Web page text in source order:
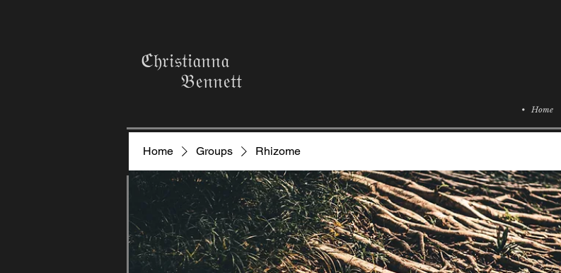
ℭ𝔥𝔯𝔦𝔰𝔱𝔦𝔞𝔫𝔫𝔞
𝔅𝔢𝔫𝔫𝔢𝔱𝔱
• Home
Home Groups Rhizome